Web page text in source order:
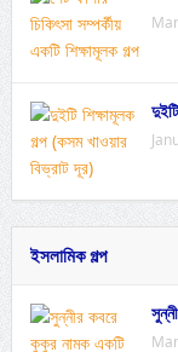
ইসলামিক গল্প